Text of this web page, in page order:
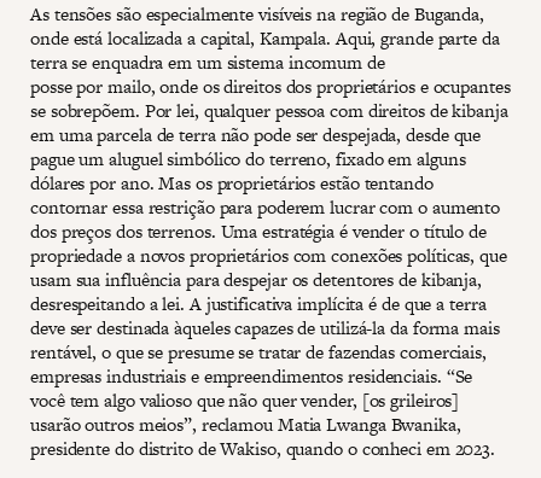
As tensões são especialmente visíveis na região de Buganda,
onde está localizada a capital, Kampala. Aqui, grande parte da
terra se enquadra em um sistema incomum de
posse por mailo, onde os direitos dos proprietários e ocupantes
se sobrepõem. Por lei, qualquer pessoa com direitos de kibanja
em uma parcela de terra não pode ser despejada, desde que
pague um aluguel simbólico do terreno, fixado em alguns
dólares por ano. Mas os proprietários estão tentando
contornar essa restrição para poderem lucrar com o aumento
dos preços dos terrenos. Uma estratégia é vender o título de
propriedade a novos proprietários com conexões políticas, que
usam sua influência para despejar os detentores de kibanja,
desrespeitando a lei. A justificativa implícita é de que a terra
deve ser destinada àqueles capazes de utilizá-la da forma mais
rentável, o que se presume se tratar de fazendas comerciais,
empresas industriais e empreendimentos residenciais. “Se
você tem algo valioso que não quer vender, [os grileiros]
usarão outros meios”, reclamou Matia Lwanga Bwanika,
presidente do distrito de Wakiso, quando o conheci em 2023.